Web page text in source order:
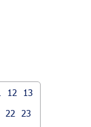
12
13
22
23